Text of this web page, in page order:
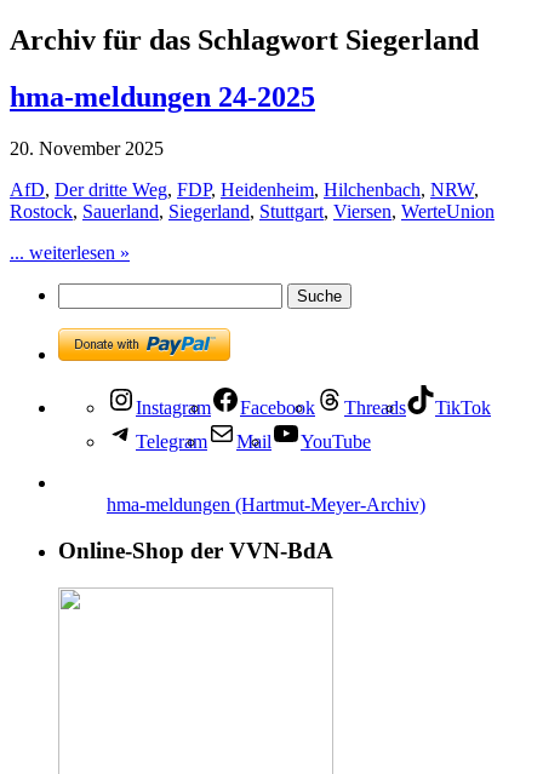
Archiv für das Schlagwort Siegerland
hma-meldungen 24-2025
20. November 2025
AfD, Der dritte Weg, FDP, Heidenheim, Hilchenbach, NRW,
Rostock, Sauerland, Siegerland, Stuttgart, Viersen, WerteUnion
... weiterlesen »
Instagram Facebook Threads
TikTok
Telegram
Mail YouTube
hma-meldungen (Hartmut-Meyer-Archiv)
Online-Shop der VVN-BdA